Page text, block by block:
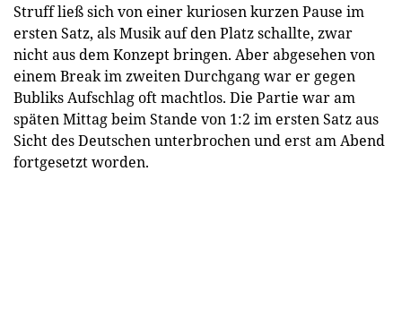
Struff ließ sich von einer kuriosen kurzen Pause im
ersten Satz, als Musik auf den Platz schallte, zwar
nicht aus dem Konzept bringen. Aber abgesehen von
einem Break im zweiten Durchgang war er gegen
Bubliks Aufschlag oft machtlos. Die Partie war am
späten Mittag beim Stande von 1:2 im ersten Satz aus
Sicht des Deutschen unterbrochen und erst am Abend
fortgesetzt worden.